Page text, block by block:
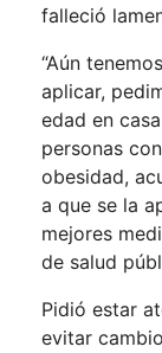
falleció
“Aún
aplicar,
edad en
personas
obesidad,
a que se la
mejores
de salud
Pidió estar
evitar